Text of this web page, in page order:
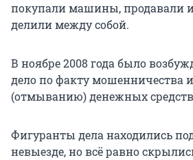
покупали машины, продавали
делили между собой.
В ноябре 2008 года было
дело по факту мошенничества
(отмыванию) денежных
Фигуранты дела находились
невыезде, но всё равно